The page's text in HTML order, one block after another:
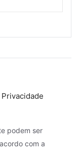
podem ser
com a